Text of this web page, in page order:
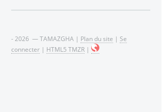
- 2026 — TAMAZGHA | Plan du site | Se
connecter | HTML5 TMZR |